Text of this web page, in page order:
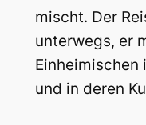
mischt. Der
unterwegs, er
Einheimischen
und in deren